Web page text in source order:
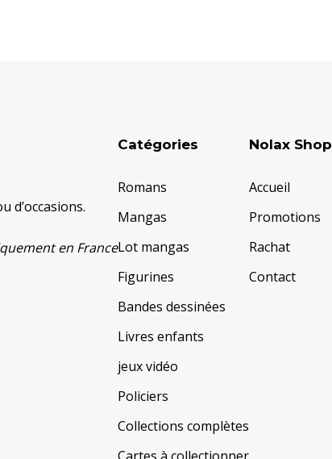
d’occasions.
en France
Catégories
Romans
Mangas
Lot mangas
Figurines
Bandes dessinées
Livres enfants
jeux vidéo
Policiers
Collections complètes
Cartes à collectionner
Nolax Shop
Accueil
Promotions
Rachat
Contact